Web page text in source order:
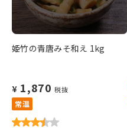
姫竹の青唐みそ和え 1kg
¥ 1,870 税抜
常温